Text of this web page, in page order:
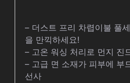
– 더스트 프리 차렵이불 풀
을 만끽하세요!
– 고온 워싱 처리로 먼지 진
– 고급 면 소재가 피부에 부
선사